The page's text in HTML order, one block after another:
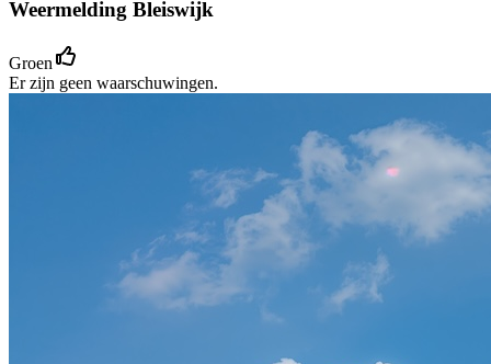
Weermelding Bleiswijk
Groen
Er zijn geen waarschuwingen.